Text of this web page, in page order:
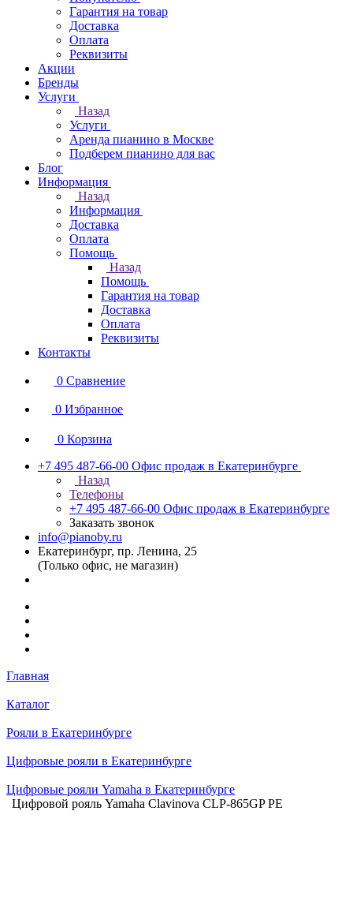
Гарантия на товар
Доставка
Оплата
Реквизиты
Акции
Бренды
Услуги
Назад
Услуги
Аренда пианино в Москве
Подберем пианино для вас
Блог
Информация
Назад
Информация
Доставка
Оплата
Помощь
Назад
Помощь
Гарантия на товар
Доставка
Оплата
Реквизиты
Контакты
0 Сравнение
0 Избранное
0 Корзина
+7 495 487-66-00 Офис продаж в Екатеринбурге
Назад
Телефоны
+7 495 487-66-00 Офис продаж в Екатеринбурге
Заказать звонок
info@pianoby.ru
Екатеринбург, пр. Ленина, 25
(Только офис, не магазин)
Главная
Каталог
Рояли в Екатеринбурге
Цифровые рояли в Екатеринбурге
Цифровые рояли Yamaha в Екатеринбурге
Цифровой рояль Yamaha Clavinova CLP-865GP PE